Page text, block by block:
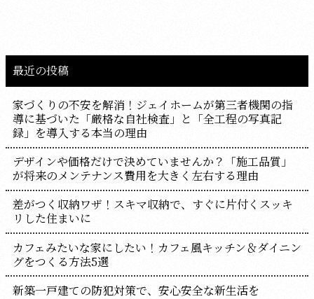
最近の投稿
家づくりの不安を解消！ジェイホームが第三者機関の指
導に基づいた「厳格な自社検査」と「全工程の写真記
録」を導入する本当の理由
デザインや価格だけで決めていませんか？「施工品質」
が将来のメンテナンス費用を大きく左右する理由
差がつく収納ワザ！スキマ収納で、すぐに片付くスッキ
リした住まいに
カフェみたいな家にしたい！カフェ風キッチン＆ダイニン
グをつくる方法5選
新築一戸建ての防犯対策で、安心安全な新生活を